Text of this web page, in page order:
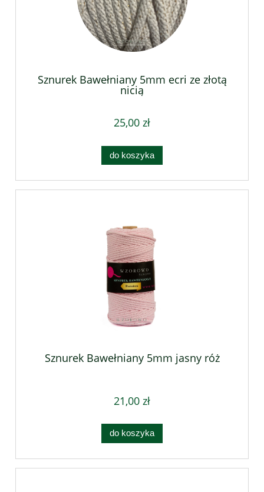
Sznurek Bawełniany 5mm ecri ze złotą
nicią
25,00 zł
do koszyka
Sznurek Bawełniany 5mm jasny róż
21,00 zł
do koszyka